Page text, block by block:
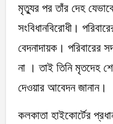
মৃত্যুর পর তাঁর দেহ
সংবিধানবিরোধী।
বেদনাদায়ক। পরিবারের
না । তাই তিনি মৃতদেহ
দেওয়ার আবেদন জানান।
কলকাতা হাইকোর্টের